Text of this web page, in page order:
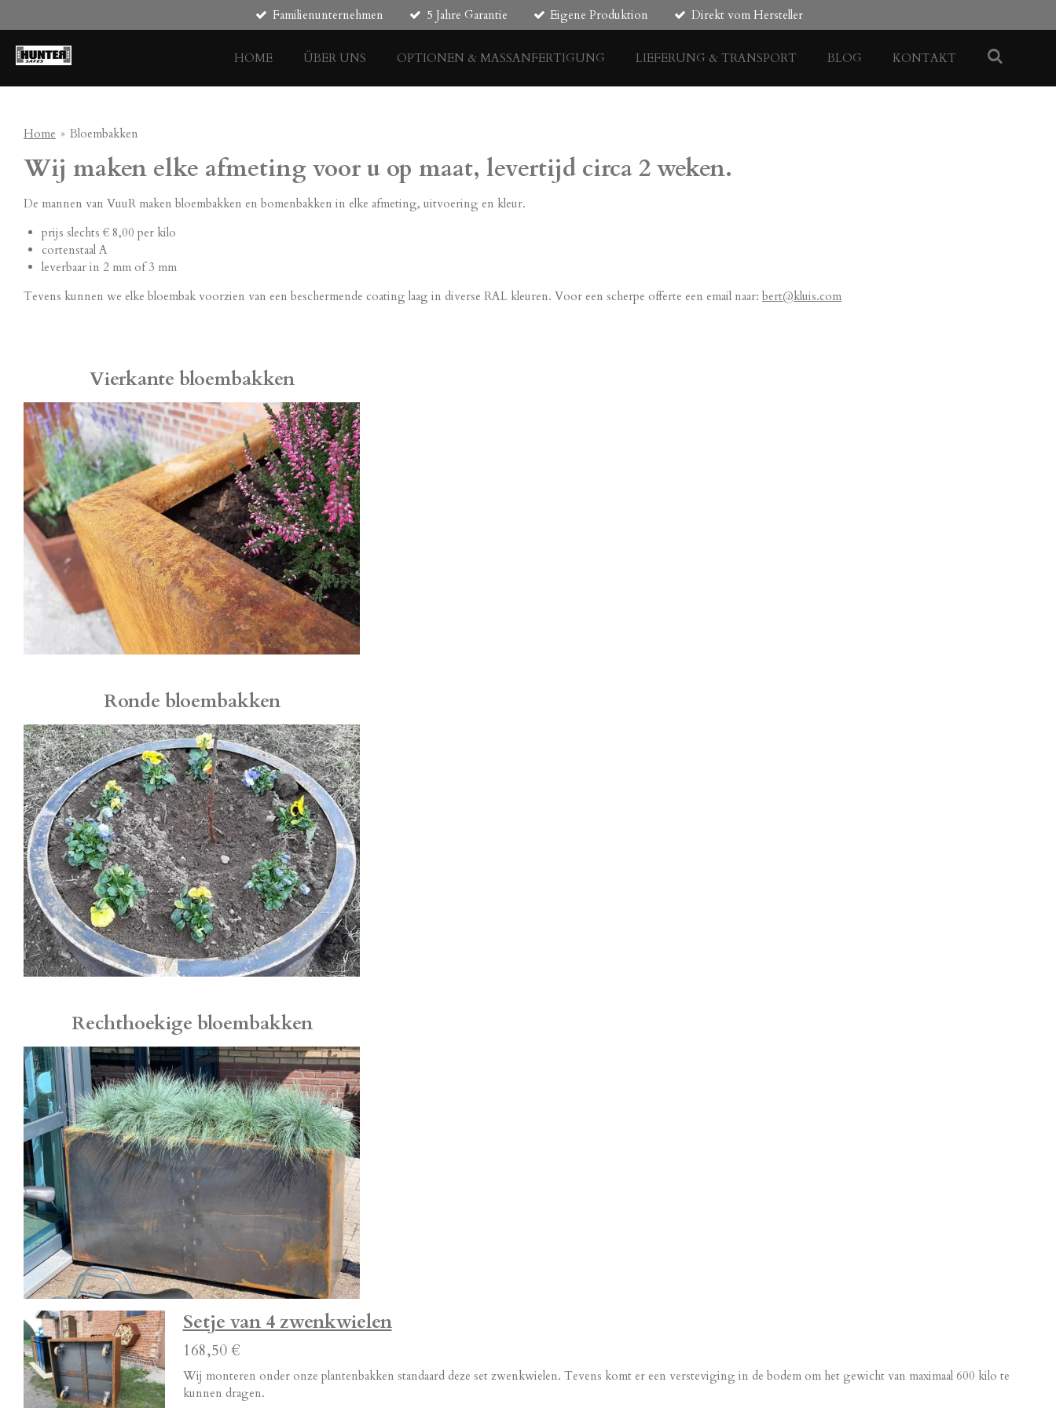
Hauptinhalt
springen
Familienunternehmen 5 Jahre Garantie Eigene Produktion Direkt vom Hersteller
HOME ÜBER UNS OPTIONEN & MASSANFERTIGUNG LIEFERUNG & TRANSPORT BLOG KONTAKT
Home » Bloembakken
Wij maken elke afmeting voor u op maat, levertijd circa 2 weken.
De mannen van VuuR maken bloembakken en bomenbakken in elke afmeting, uitvoering en kleur.
prijs slechts € 8,00 per kilo
cortenstaal A
leverbaar in 2 mm of 3 mm
Tevens kunnen we elke bloembak voorzien van een beschermende coating laag in diverse RAL kleuren. Voor een scherpe offerte een email naar: bert@kluis.com
Vierkante bloembakken
Ronde bloembakken
Rechthoekige bloembakken
Setje van 4 zwenkwielen
168,50 €
Wij monteren onder onze plantenbakken standaard deze set zwenkwielen. Tevens komt er een versteviging in de bodem om het gewicht van maximaal 600 kilo te
kunnen dragen.